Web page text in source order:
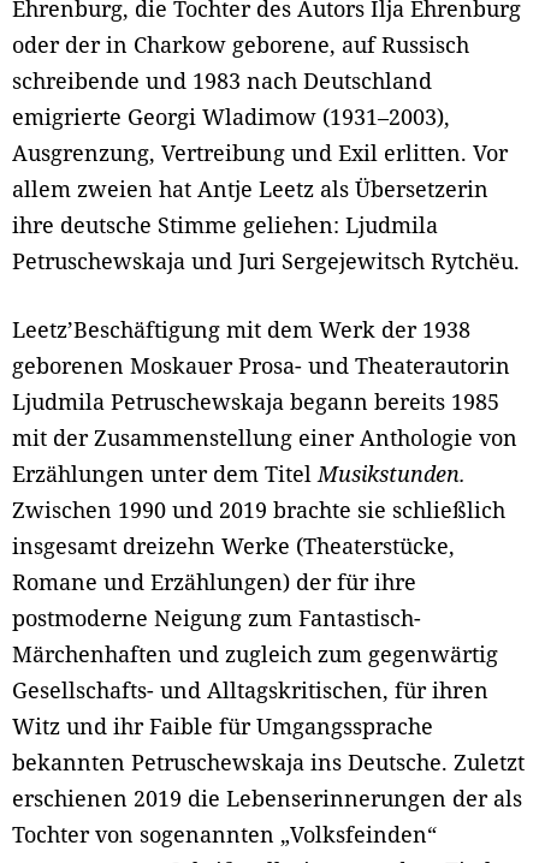
Ehrenburg, die Tochter des Autors Ilja Ehrenburg
oder der in Charkow geborene, auf Russisch
schreibende und 1983 nach Deutschland
emigrierte Georgi Wladimow (1931–2003),
Ausgrenzung, Vertreibung und Exil erlitten. Vor
allem zweien hat Antje Leetz als Übersetzerin
ihre deutsche Stimme geliehen: Ljudmila
Petruschewskaja und Juri Sergejewitsch Rytchëu.
Leetzʼ Beschäftigung mit dem Werk der 1938
geborenen Moskauer Prosa- und Theaterautorin
Ljudmila Petruschewskaja begann bereits 1985
mit der Zusammenstellung einer Anthologie von
Erzählungen unter dem Titel Musikstunden.
Zwischen 1990 und 2019 brachte sie schließlich
insgesamt dreizehn Werke (Theaterstücke,
Romane und Erzählungen) der für ihre
postmoderne Neigung zum Fantastisch-
Märchenhaften und zugleich zum gegenwärtig
Gesellschafts- und Alltagskritischen, für ihren
Witz und ihr Faible für Umgangssprache
bekannten Petruschewskaja ins Deutsche. Zuletzt
erschienen 2019 die Lebenserinnerungen der als
Tochter von sogenannten „Volksfeinden“